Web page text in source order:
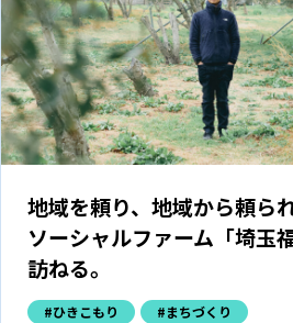
地域を頼り、地域から頼られ
ソーシャルファーム「埼玉
訪ねる。
#ひきこもり
#まちづくり